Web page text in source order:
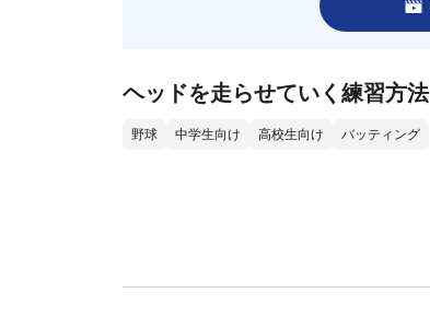
ヘッドを走らせていく練習方法
野球 中学生向け 高校生向け バッティング